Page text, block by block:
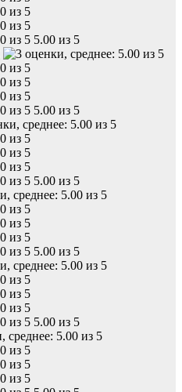
5.00 из 5
5.00 из 5
5.00 из 5
5.00 из 5
5.00 из 5